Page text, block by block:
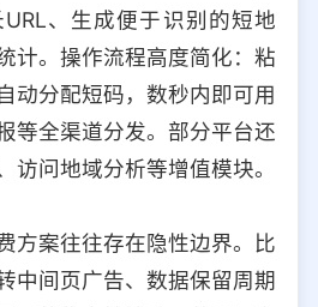
、生成便于识别的短地
计。操作流程高度简化：粘
动分配短码，数秒内即可用
等全渠道分发。部分平台还
访问地域分析等增值模块。
方案往往存在隐性边界。比
中间页广告、数据保留周期